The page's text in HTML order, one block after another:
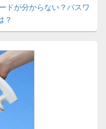
ドが分からない？パスワ
？